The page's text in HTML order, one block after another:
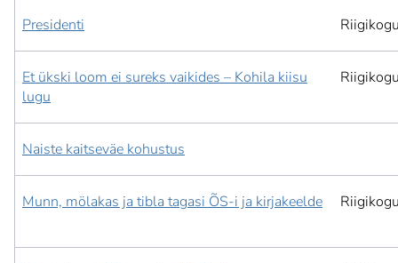
Presidenti
Et ükski loom ei sureks vaikides – Kohila kiisu
lugu
Naiste kaitseväe kohustus
Munn, mölakas ja tibla tagasi ÕS-i ja kirjakeelde